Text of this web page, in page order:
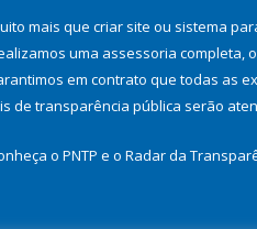
mais que criar site ou sistema
uma assessoria completa,
em contrato que todas as
de transparência pública serão
o PNTP e o Radar da